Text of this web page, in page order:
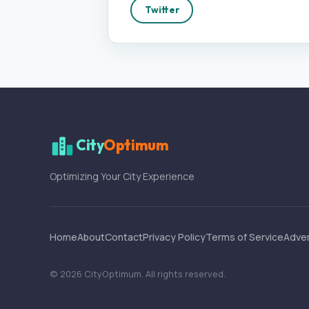
Twitter
CityOptimum
Optimizing Your City Experience
HomeAboutContactPrivacy PolicyTerms of Service
© 2026 CityOptimum. All rights reserved.